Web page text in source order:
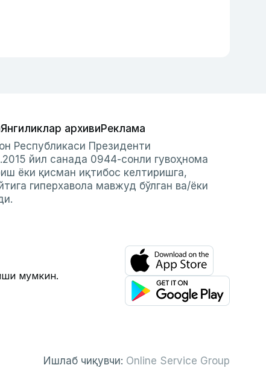
Янгиликлар архивиРеклама
Республикаси Президенти
йил санада 0944-сонли гувоҳнома
ёки қисман иқтибос келтиришга,
гиперхавола мавжуд бўлган ва/ёки
мумкин.
Ишлаб чиқувчи: Online Service Group